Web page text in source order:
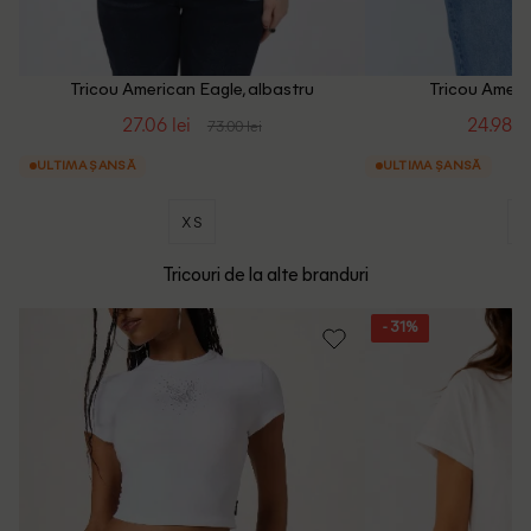
Tricou American Eagle, albastru
27.06 lei 73.00 lei
ULTIMA ȘANSĂ
XS
Tricou
24.98
ULTIMA ȘANSĂ
Tricouri de la alte branduri
- 31%